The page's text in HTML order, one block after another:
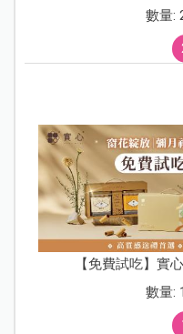
數量:
【免費試吃】實
數量: